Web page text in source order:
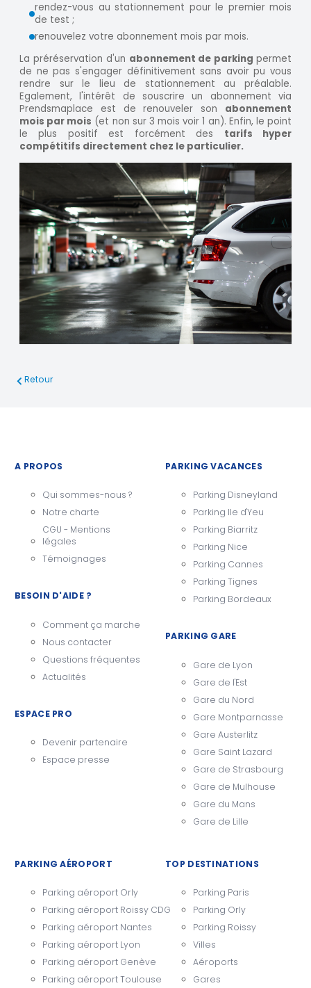
rendez-vous au stationnement pour le premier mois
de test ;
renouvelez votre abonnement mois par mois.
La préréservation d'un abonnement de parking permet
de ne pas s'engager définitivement sans avoir pu vous
rendre sur le lieu de stationnement au préalable.
Egalement, l'intérêt de souscrire un abonnement via
Prendsmaplace est de renouveler son abonnement
mois par mois (et non sur 3 mois voir 1 an). Enfin, le point
le plus positif est forcément des tarifs hyper
compétitifs directement chez le particulier.
Retour
A PROPOS
Qui sommes-nous ?
Notre charte
CGU - Mentions
légales
Témoignages
BESOIN D'AIDE ?
Comment ça marche
Nous contacter
Questions fréquentes
Actualités
ESPACE PRO
Devenir partenaire
Espace presse
PARKING VACANCES
Parking Disneyland
Parking Ile d'Yeu
Parking Biarritz
Parking Nice
Parking Cannes
Parking Tignes
Parking Bordeaux
PARKING GARE
Gare de Lyon
Gare de l'Est
Gare du Nord
Gare Montparnasse
Gare Austerlitz
Gare Saint Lazard
Gare de Strasbourg
Gare de Mulhouse
Gare du Mans
Gare de Lille
PARKING AÉROPORT
Parking aéroport Orly
Parking aéroport Roissy CDG
Parking aéroport Nantes
Parking aéroport Lyon
Parking aéroport Genève
Parking aéroport Toulouse
TOP DESTINATIONS
Parking Paris
Parking Orly
Parking Roissy
Villes
Aéroports
Gares